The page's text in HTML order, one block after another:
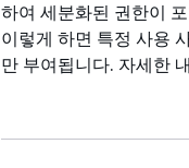
하여 세분화된 권한이
이렇게 하면 특정 사용
만 부여됩니다. 자세한